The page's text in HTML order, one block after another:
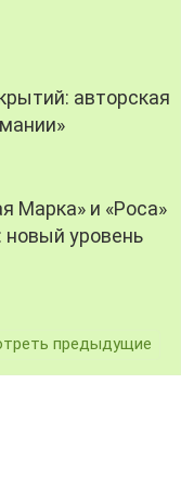
авторская
Марка» и «Роса»
новый уровень
предыдущие